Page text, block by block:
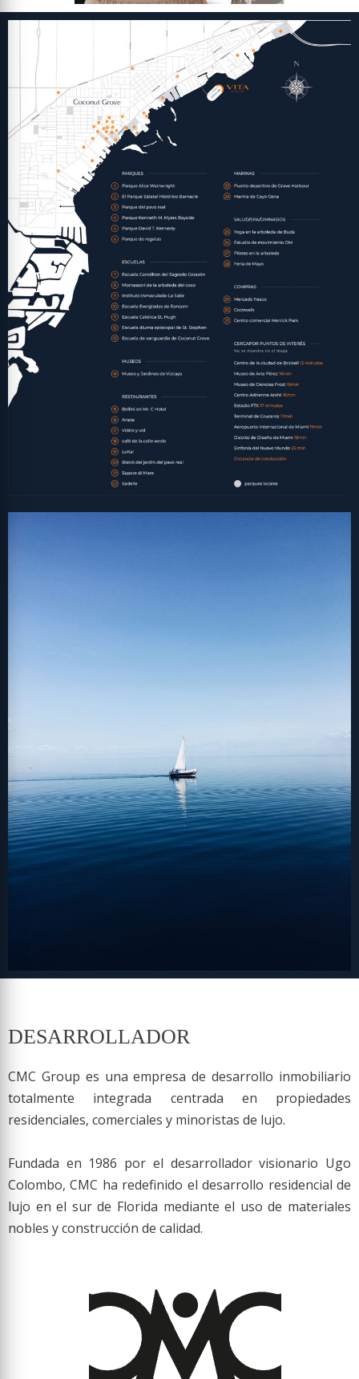
DESARROLLADOR
CMC Group es una empresa de desarrollo inmobiliario
totalmente integrada centrada en propiedades
residenciales, comerciales y minoristas de lujo.
Fundada en 1986 por el desarrollador visionario Ugo
Colombo, CMC ha redefinido el desarrollo residencial de
lujo en el sur de Florida mediante el uso de materiales
nobles yconstrucción de calidad.